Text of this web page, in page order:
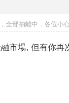
全部抽離中，各位小
市場, 但有你再